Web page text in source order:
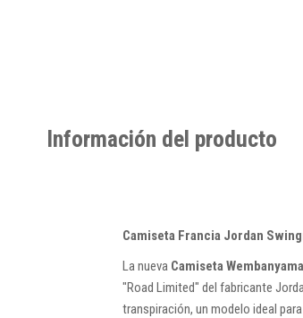
Información del producto
Camiseta Francia Jordan
La nueva Camiseta
"Road Limited" del fabricante
transpiración, un modelo ideal